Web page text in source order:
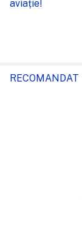
aviație!
RECOMANDAT